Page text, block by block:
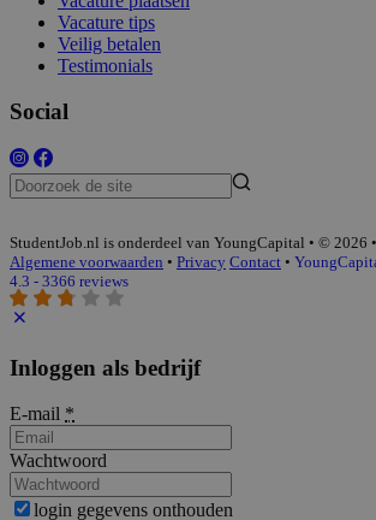
Vacature tips
Veilig betalen
Testimonials
Social
StudentJob.nl is onderdeel van YoungCapital • © 2026
Algemene voorwaarden • Privacy Contact •
4.3 - 3366 reviews
Inloggen als bedrijf
E-mail *
Wachtwoord
login gegevens onthouden